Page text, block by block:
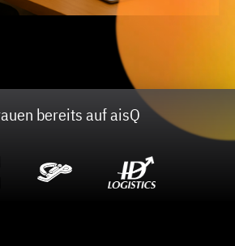
bereits auf aisQ